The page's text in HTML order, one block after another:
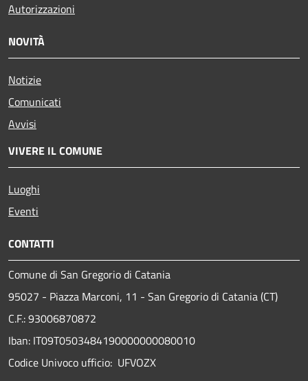
Autorizzazioni
NOVITÀ
Notizie
Comunicati
Avvisi
VIVERE IL COMUNE
Luoghi
Eventi
CONTATTI
Comune di San Gregorio di Catania
95027 - Piazza Marconi, 11 - San Gregorio di Catania (CT)
C.F.: 93006870872
Iban: IT09T0503484190000000080010
Codice Univoco ufficio: UFVOZX